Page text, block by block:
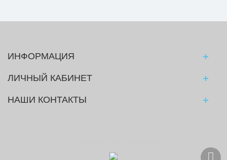
ИНФОРМАЦИЯ
ЛИЧНЫЙ КАБИНЕТ
НАШИ КОНТАКТЫ